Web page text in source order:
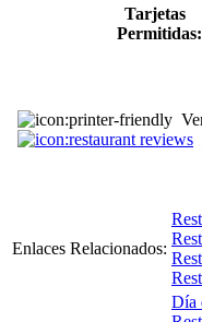
Tarjetas
Permitidas:
Enlaces Relacionados:
Día